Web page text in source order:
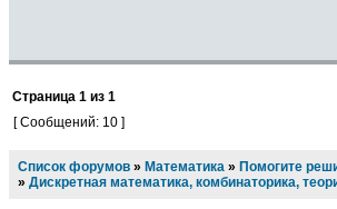
Страница 1 из 1
[ Сообщений: 10 ]
Список форумов » Математика » Помогите
» Дискретная математика, комбинаторика,